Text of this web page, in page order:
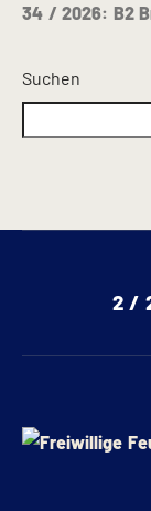
34 / 2026: B2
Suchen
2 /